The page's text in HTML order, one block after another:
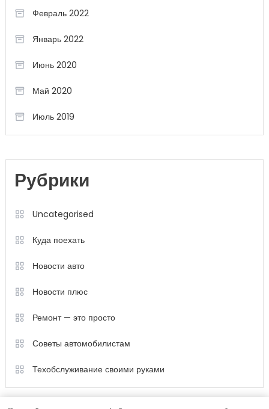
Февраль 2022
Январь 2022
Июнь 2020
Май 2020
Июль 2019
Рубрики
Uncategorised
Куда поехать
Новости авто
Новости плюс
Ремонт — это просто
Советы автомобилистам
Техобслуживание своими руками